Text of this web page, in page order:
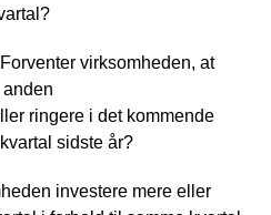
Forventer virksomheden, at
ringere i det kommende
sidste år?
investere mere eller